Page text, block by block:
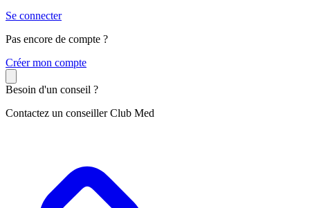
Se connecter
Pas encore de compte ?
Créer mon compte
Besoin d'un conseil ?
Contactez un conseiller Club Med